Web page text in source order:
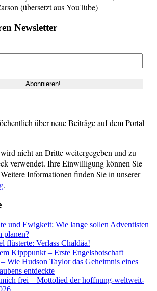
(übersetzt aus YouTube)
Newsletter
über neue Beiträge auf dem Portal
nicht an Dritte weitergegeben und zu
verwendet. Ihre Einwilligung können Sie
Informationen finden Sie in unserer
.
und Ewigkeit: Wie lange sollen Adventisten
planen?
flüsterte: Verlass Chaldäa!
Kipppunkt – Erste Engelsbotschaft
Wie Hudson Taylor das Geheimnis eines
entdeckte
frei – Mottolied der hoffnung-weltweit-